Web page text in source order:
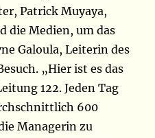
Patrick Muyaya,
die Medien, um das
Galoula, Leiterin des
„Hier ist es das
122. Jeden Tag
600
Managerin zu